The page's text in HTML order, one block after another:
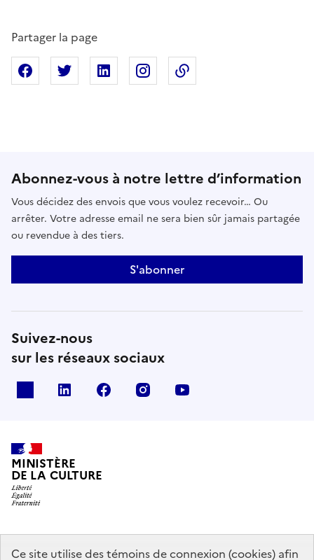
Ce site utilise des témoins de connexion (cookies) afin
Partager la page
Partager sur Facebook
Partager sur XPartager sur Linkedin
Partager sur Instagram
Abonnez-vous à notre lettre d’information
Vous décidez des envois que vous voulez recevoir… Ou
arrêter. Votre adresse email ne sera bien sûr jamais partagée
ou revendue à des tiers.
S'abonner
Suivez-nous
sur les réseaux sociaux
linkedin facebook instagram
MINISTÈRE
DE LA CULTURE
data.gouv.fr legifrance.gouv.fr info.gouv.fr